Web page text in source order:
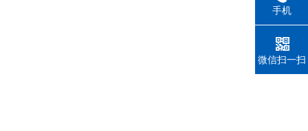
手机
微信扫一扫